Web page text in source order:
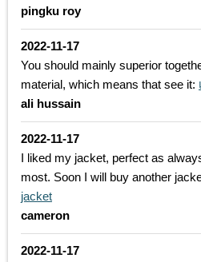
pingku roy
2022-11-17
You should mainly superior
material, which means that see it:
ali hussain
2022-11-17
I liked my jacket, perfect as
most. Soon I will buy another
jacket
cameron
2022-11-17